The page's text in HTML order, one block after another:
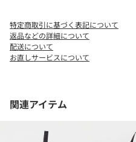
・別売りでチェストベルトのご
38495990140
＜MEI（メイ）＞
1973年にカリフォルニアで設立
「MEI」とは「MOUNTAIN
アウトドア商品をメインに市場
特定商取引に基づく表記について
返品などの詳細について
配送について
お直しサービスについて
関連アイテム